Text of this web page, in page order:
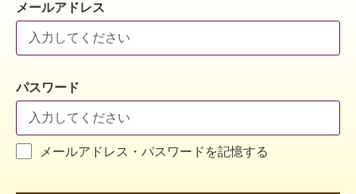
メールアドレス
パスワード
メールアドレス・パスワードを記憶する